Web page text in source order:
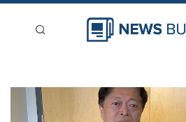
新聞稿分類